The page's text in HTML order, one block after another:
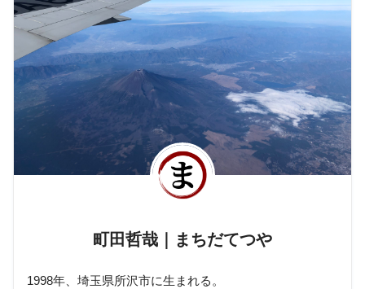
町田哲哉｜まちだてつや
1998年、埼玉県所沢市に生まれる。